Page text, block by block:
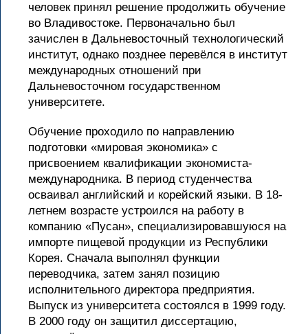
человек принял решение продолжить обучение
во Владивостоке. Первоначально был
зачислен в Дальневосточный технологический
институт, однако позднее перевёлся в институт
международных отношений при
Дальневосточном государственном
университете.
Обучение проходило по направлению
подготовки «мировая экономика» с
присвоением квалификации экономиста-
международника. В период студенчества
осваивал английский и корейский языки. В 18-
летнем возрасте устроился на работу в
компанию «Пусан», специализировавшуюся на
импорте пищевой продукции из Республики
Корея. Сначала выполнял функции
переводчика, затем занял позицию
исполнительного директора предприятия.
Выпуск из университета состоялся в 1999 году.
В 2000 году он защитил диссертацию,